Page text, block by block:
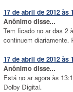
17 de abril de 2012 às
Anônimo disse...
Tem ficado no ar das 2
continuem diariamente.
17 de abril de 2012 às
Anônimo disse...
Está no ar agora às
Dolby Digital.